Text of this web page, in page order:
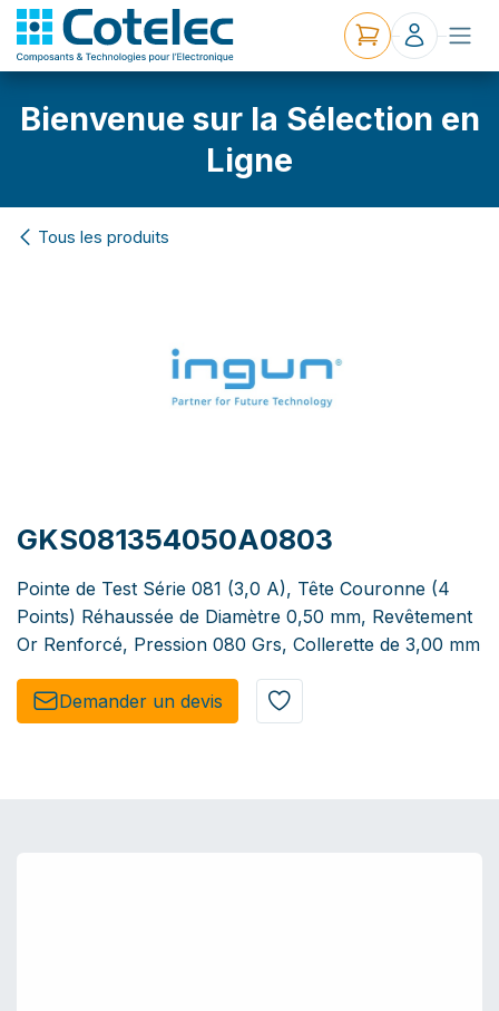
Bienvenue sur la Sélection en
Ligne
Tous les produits
GKS081354050A0803
Pointe de Test Série 081 (3,0 A), Tête Couronne (4
Points) Réhaussée de Diamètre 0,50 mm, Revêtement
Or Renforcé, Pression 080 Grs, Collerette de 3,00 mm
Demander un de​​vis​​